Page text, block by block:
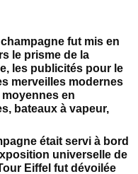
fut mis en
le prisme de la
les publicités pour le
merveilles modernes
en
bateaux à vapeur,
était servi à bord
universelle de
Eiffel fut dévoilée